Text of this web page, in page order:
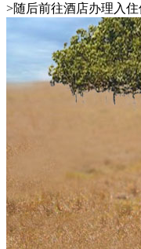
>随后前往酒店办理入住